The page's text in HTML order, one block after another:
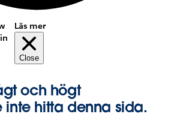
Läs mer
Close
och högt
inte hitta denna sida.